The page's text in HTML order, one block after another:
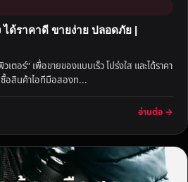
ด้ราคาดี ขายง่าย ปลอดภัย |
อร์” เพื่อขายของแบบเร็ว โปร่งใส และได้ราคา
อสินค้าไอทีมือสองท...
อ่านต่อ →